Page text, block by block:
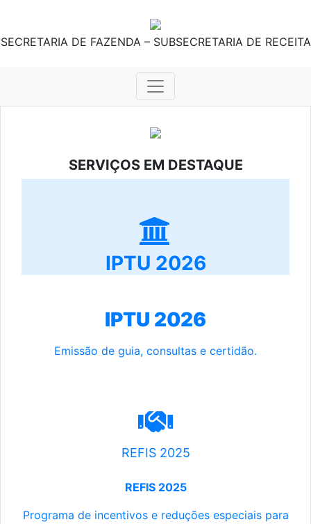
SECRETARIA DE FAZENDA – SUBSECRETARIA DE RECEITA
SERVIÇOS EM DESTAQUE
IPTU 2026
IPTU 2026
Emissão de guia, consultas e certidão.
REFIS 2025
REFIS 2025
Programa de incentivos e reduções especiais para